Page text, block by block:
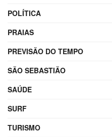
POLÍTICA
PRAIAS
PREVISÃO DO TEMPO
SÃO SEBASTIÃO
SAÚDE
SURF
TURISMO